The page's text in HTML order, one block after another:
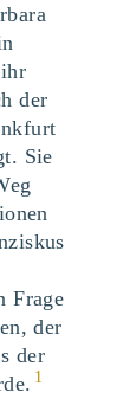
der
Sie
Frage
der
der
1